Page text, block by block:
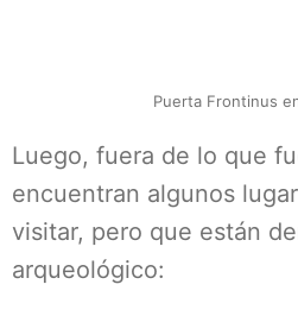
Puerta Frontinus
Luego, fuera de lo que
encuentran algunos
visitar, pero que están
arqueológico: